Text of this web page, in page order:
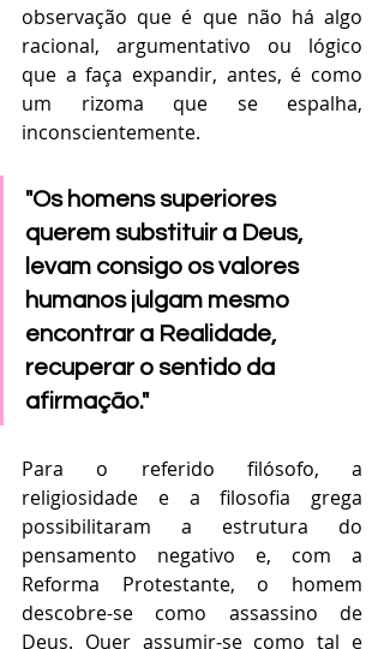
observação que é que não há algo
racional, argumentativo ou lógico
que a faça expandir, antes, é como
um rizoma que se espalha,
inconscientemente.
"Os homens superiores
querem substituir a Deus,
levam consigo os valores
humanos julgam mesmo
encontrar a Realidade,
recuperar o sentido da
afirmação."
Para o referido filósofo, a
religiosidade e a filosofia grega
possibilitaram a estrutura do
pensamento negativo e, com a
Reforma Protestante, o homem
descobre-se como assassino de
Deus. Quer assumir-se como tal e